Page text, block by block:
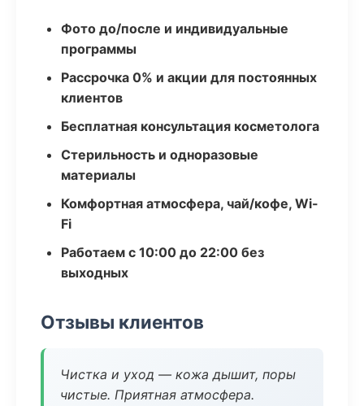
Фото до/после и индивидуальные
программы
Рассрочка 0% и акции для постоянных
клиентов
Бесплатная консультация косметолога
Стерильность и одноразовые
материалы
Комфортная атмосфера, чай/кофе, Wi-
Fi
Работаем с 10:00 до 22:00 без
выходных
Отзывы клиентов
Чистка и уход — кожа дышит, поры
чистые. Приятная атмосфера.